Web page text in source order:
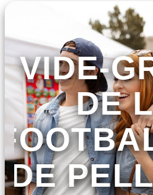
VIDE-
DE
DE